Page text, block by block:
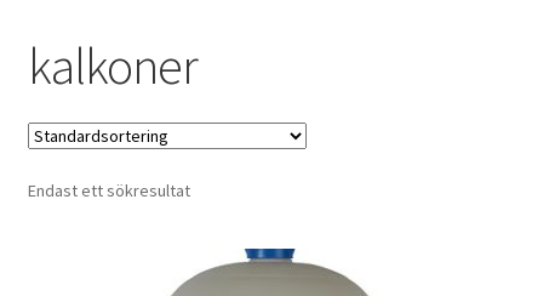
Om oss
Kontakta oss
kalkoner
Endast ett sökresultat